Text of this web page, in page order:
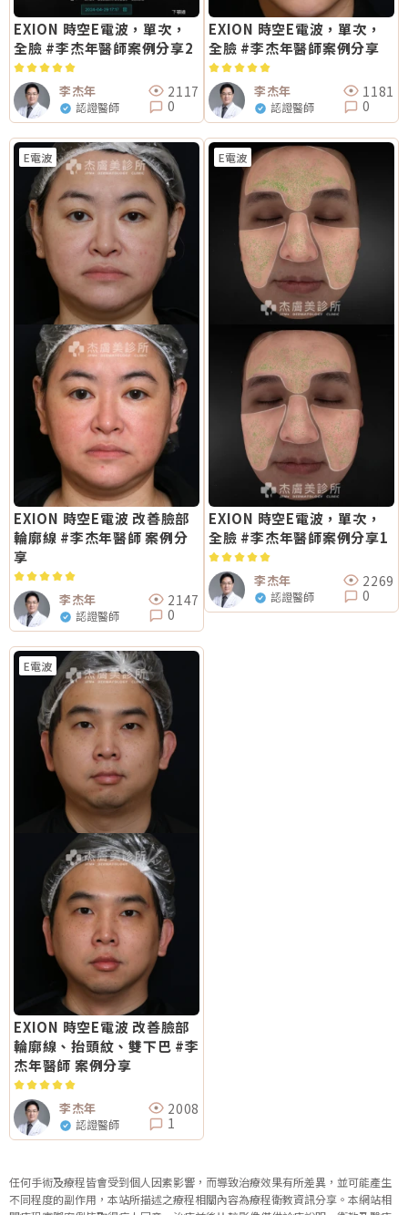
EXION 時空E電波，單次，
全臉 #李杰年醫師案例分享2
李杰年
認證醫師
2117
0
E電波
EXION 時空E電波 改善臉部
輪廓線 #李杰年醫師 案例分
享
李杰年
認證醫師
2147
0
E電波
EXION 時空E電波 改善臉部
輪廓線、抬頭紋、雙下巴 #李
杰年醫師 案例分享
李杰年
認證醫師
2008
1
EXION 時空E電波，單次，
全臉 #李杰年醫師案例分享
李杰年
認證醫師
1181
0
E電波
EXION 時空E電波，單次，
全臉 #李杰年醫師案例分享1
李杰年
認證醫師
2269
0
任何手術及療程皆會受到個人因素影響，而導致治療效果有所差異，並可能產生
不同程度的副作用，本站所描述之療程相關內容為療程衛教資訊分享。本網站相